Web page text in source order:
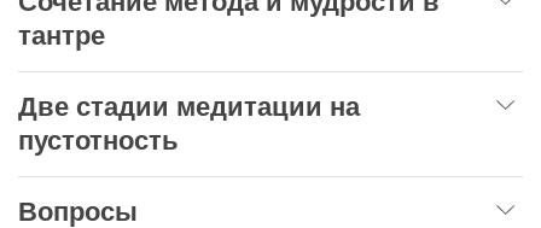
тантре
Две стадии медитации на
пустотность
Вопросы